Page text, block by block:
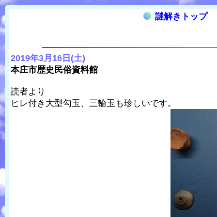
謎解きトップ
2019年3月16日(土)
本庄市歴史民俗資料館
読者より
ヒレ付き大型勾玉、三輪玉も珍しいです。